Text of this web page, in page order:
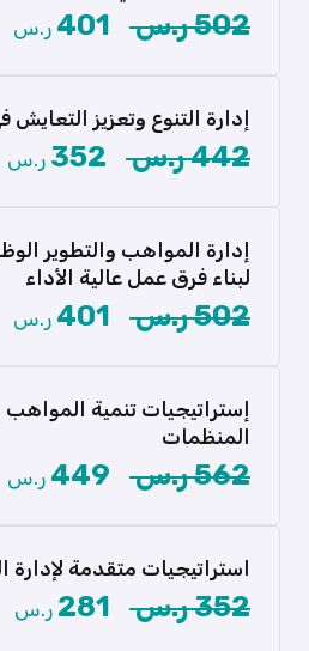
هل هل تسعى لتعزيز الاستدامة
منظمتك وتأمين تواصل الأداء […]
502 ر.س 401 ر.س
هل تريد تعزيز بيئة عمل تحتفل
عرض المزيد
إدارة التنوع وتعزيز التعايش
442 ر.س 352 ر.س
هل تساءلت يومًا كيف يمكن
تحقيق أقصى استفادة من […]
إدارة المواهب والتطوير
لبناء فرق عمل عالية الأداء
502 ر.س 401 ر.س
هل أنت مستعد لإطلاق العنان
الإبداع داخل منظمتك؟ انضم […]
إستراتيجيات تنمية المواهب
المنظمات
562 ر.س 449 ر.س
“هل ترغب في تحويل الصراعات
استراتيجيات متقدمة
352 ر.س 281 ر.س